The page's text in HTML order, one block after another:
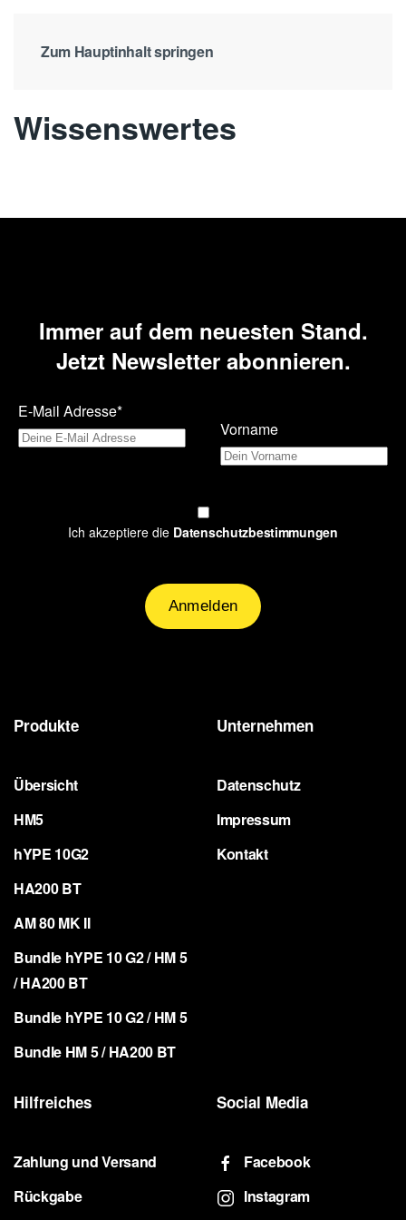
Zum Hauptinhalt springen
Wissenswertes
Immer auf dem neuesten Stand.
Jetzt Newsletter abonnieren.
E-Mail Adresse*
Vorname
Ich akzeptiere die Datenschutzbestimmungen
Produkte
Übersicht
HM5
hYPE 10G2
HA200 BT
AM 80 MK II
Bundle hYPE 10 G2 / HM 5
/ HA200 BT
Bundle hYPE 10 G2 / HM 5
Bundle HM 5 / HA200 BT
Unternehmen
Datenschutz
Impressum
Kontakt
Hilfreiches
Zahlung und Versand
Rückgabe
Social Media
Facebook
Instagram